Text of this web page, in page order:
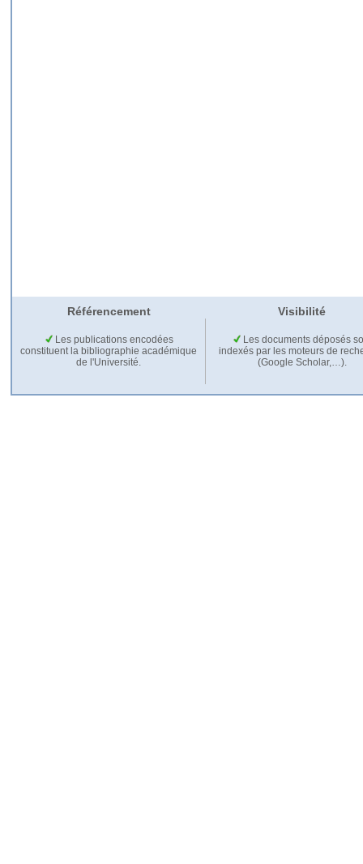
Référencement Visibilité
Les publications encodées
constituent la bibliographie académique
de l'Université.
Les documents déposés
indexés par les moteurs de
(Google Scholar,…).